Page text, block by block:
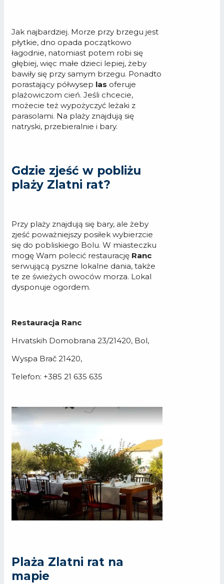
Jak najbardziej. Morze przy brzegu jest
płytkie, dno opada początkowo
łagodnie, natomiast potem robi się
głębiej, więc małe dzieci lepiej, żeby
bawiły się przy samym brzegu. Ponadto
porastający półwysep las oferuje
plażowiczom cień. Jeśli chcecie,
możecie też wypożyczyć leżaki z
parasolami. Na plaży znajdują się
natryski, przebieralnie i bary.
Gdzie zjeść w pobliżu
plaży Zlatni rat?
Przy plaży znajdują się bary, ale żeby
zjeść poważniejszy posiłek wybierzcie
się do pobliskiego Bolu. W miasteczku
mogę Wam polecić restaurację Ranc
serwującą pyszne lokalne dania, także
te ze świeżych owoców morza. Lokal
dysponuje ogordem.
Restauracja Ranc
Hrvatskih Domobrana 23/21420, Bol,
Wyspa Brač 21420,
Telefon: +385 21 635 635
Plaża Zlatni rat na
mapie